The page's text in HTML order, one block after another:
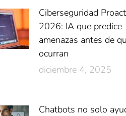
Ciberseguridad
2026: IA que predice
amenazas antes de
ocurran
diciembre 4, 2025
Chatbots no solo